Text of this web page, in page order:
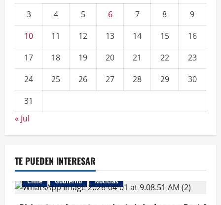
3
4 5 6 7 8
9
10
11 12 13 14 15
16
17
18 19 20 21 22
23
24
25 26 27 28 29
30
31
« Jul
TE PUEDEN INTERESAR
Chile Gobierno Noticias